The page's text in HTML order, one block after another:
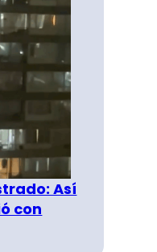
Así
con